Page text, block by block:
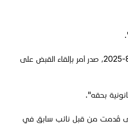
وصرح المتحدث باسم شرطة السليمانية، سركوت أحمد، في مؤتمر صحفي أنه "بناءً على مذكرة التوقيف الصادرة عن محكمة استئناف السليمانية رقم 251 ك 2021 بتاريخ 4-8-2025، صدر أمر بإلقاء القبض على
قُدمت من قبل نائب سابق في